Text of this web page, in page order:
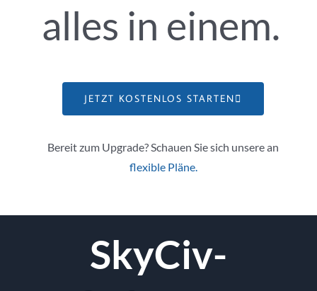
alles in einem.
JETZT KOSTENLOS STARTEN
Bereit zum Upgrade? Schauen Sie sich unsere an
flexible Pläne.
SkyCiv-